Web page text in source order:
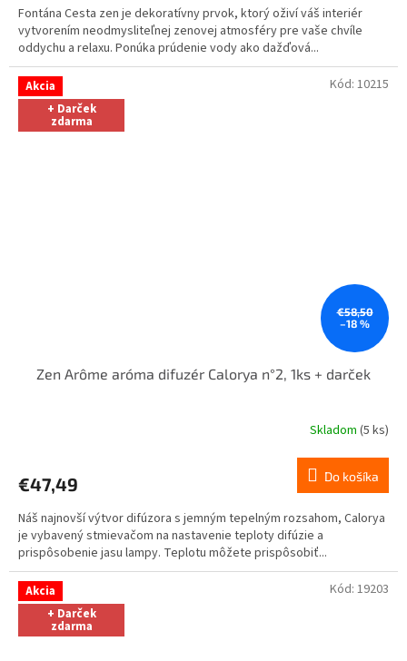
Fontána Cesta zen je dekoratívny prvok, ktorý oživí váš interiér
vytvorením neodmysliteľnej zenovej atmosféry pre vaše chvíle
oddychu a relaxu. Ponúka prúdenie vody ako dažďová...
Akcia
+ Darček
zdarma
€58,50
–18 %
Zen Arôme aróma difuzér Calorya n°2, 1ks + darček
Skladom (5 ks)
€47,49 Do košíka
Náš najnovší výtvor difúzora s jemným tepelným rozsahom, Calorya
je vybavený stmievačom na nastavenie teploty difúzie a
prispôsobenie jasu lampy. Teplotu môžete prispôsobiť...
Kód: 10215
Akcia
+ Darček
zdarma
Kód: 19203